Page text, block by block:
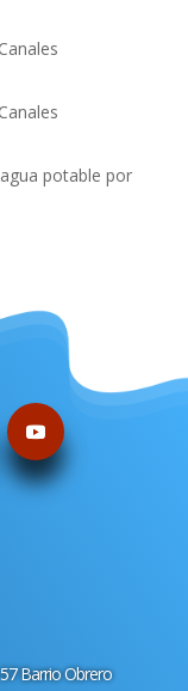
potable por
Barrio Obrero